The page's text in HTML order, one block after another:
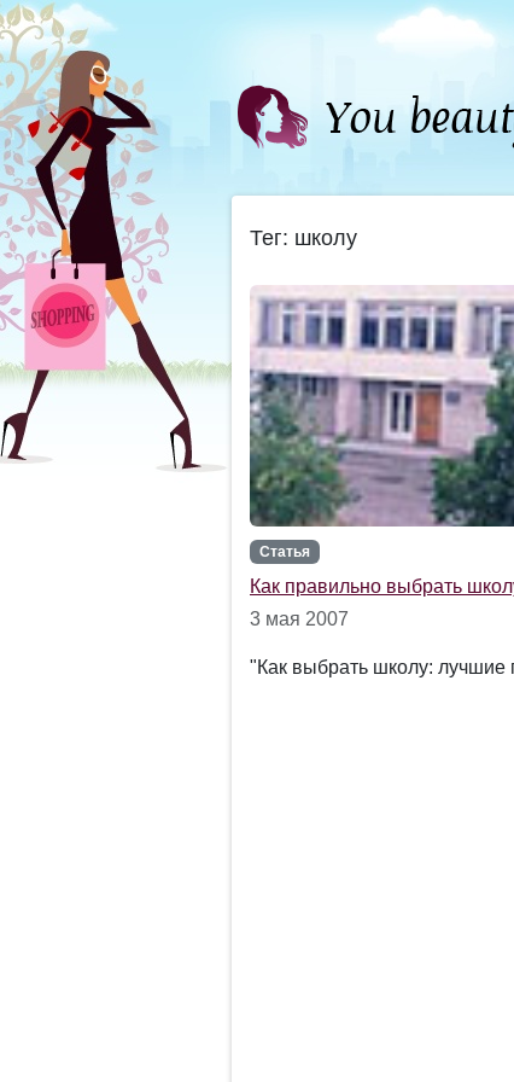
Тег: школу
Статья
Как правильно выбрать
3 мая 2007
"Как выбрать школу: лучшие